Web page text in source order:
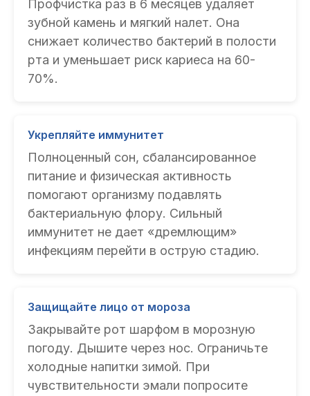
Профчистка раз в 6 месяцев удаляет
зубной камень и мягкий налет. Она
снижает количество бактерий в полости
рта и уменьшает риск кариеса на 60-
70%.
Укрепляйте иммунитет
Полноценный сон, сбалансированное
питание и физическая активность
помогают организму подавлять
бактериальную флору. Сильный
иммунитет не дает «дремлющим»
инфекциям перейти в острую стадию.
Защищайте лицо от мороза
Закрывайте рот шарфом в морозную
погоду. Дышите через нос. Ограничьте
холодные напитки зимой. При
чувствительности эмали попросите